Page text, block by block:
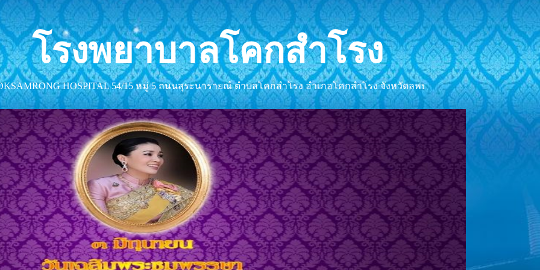
โรงพยาบาลโคกสำโรง
HOSPITAL 54/15 หมู่ 5 ถนนสุระนารายณ์ ตำบลโคกสำโรง อำเภอโคกสำโรง จังหวัดลพบุรี